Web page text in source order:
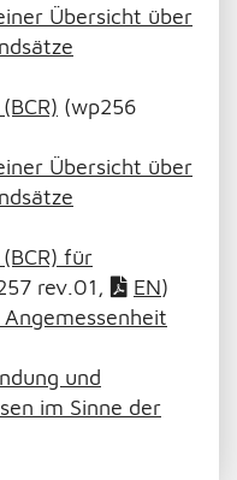
Übersicht über
(wp256
Übersicht über
für
rev.01, EN)
und
im Sinne der